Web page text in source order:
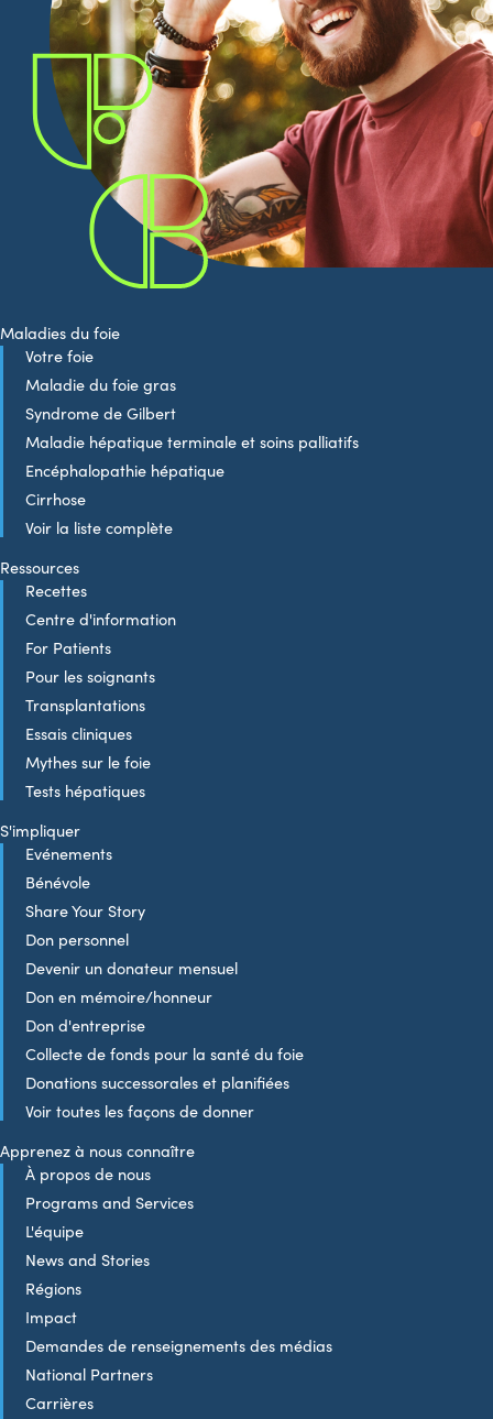
Maladies du foie
Votre foie
Maladie du foie gras
Syndrome de Gilbert
Maladie hépatique terminale et soins palliatifs
Encéphalopathie hépatique
Cirrhose
Voir la liste complète
Ressources
Recettes
Centre d'information
For Patients
Pour les soignants
Transplantations
Essais cliniques
Mythes sur le foie
Tests hépatiques
S'impliquer
Evénements
Bénévole
Share Your Story
Don personnel
Devenir un donateur mensuel
Don en mémoire/honneur
Don d'entreprise
Collecte de fonds pour la santé du foie
Donations successorales et planifiées
Voir toutes les façons de donner
Apprenez à nous connaître
À propos de nous
Programs and Services
L'équipe
News and Stories
Régions
Impact
Demandes de renseignements des médias
National Partners
Carrières